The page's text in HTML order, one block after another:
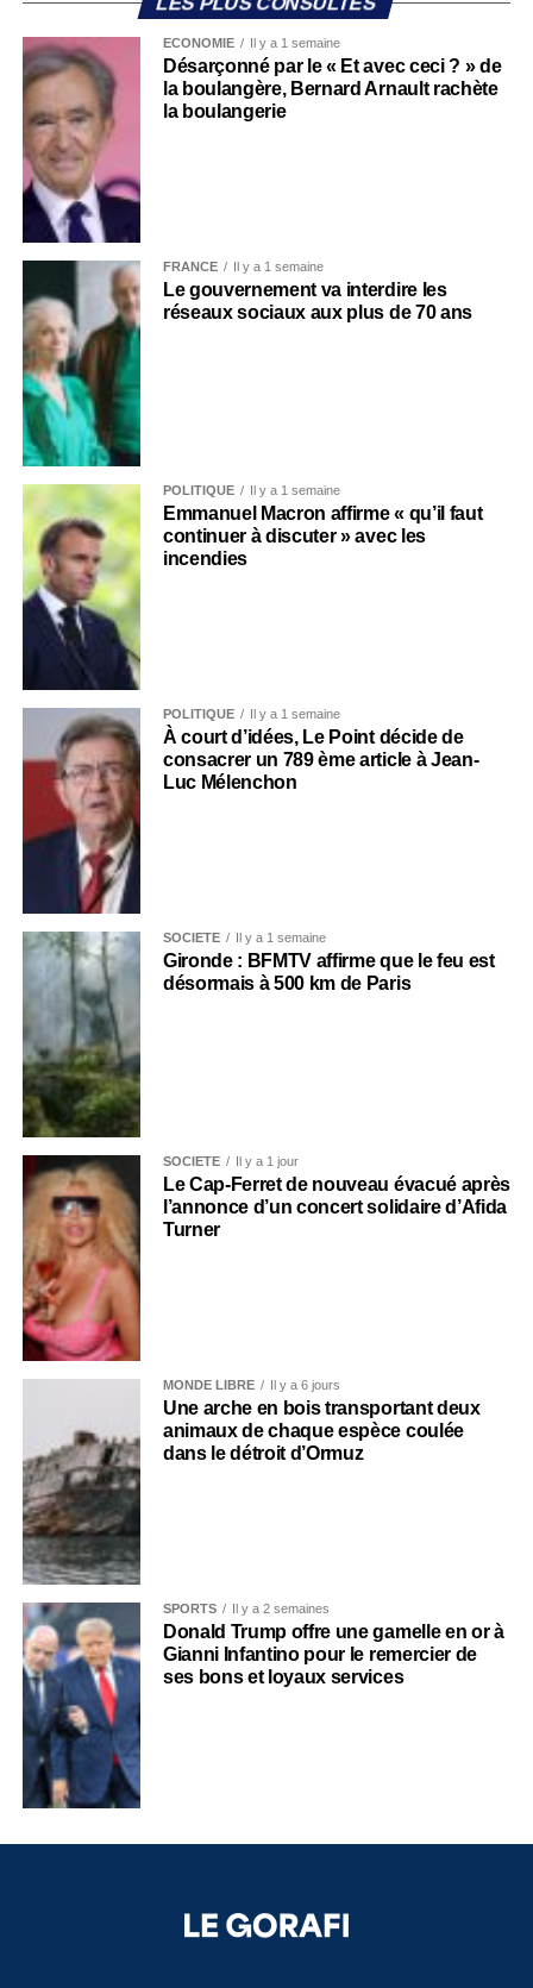
ECONOMIE Il y a 1 semaine
Désarçonné par le « Et avec ceci ? » de
la boulangère, Bernard Arnault rachète
la boulangerie
FRANCE Il y a 1 semaine
Le gouvernement va interdire les
réseaux sociaux aux plus de 70 ans
POLITIQUE Il y a 1 semaine
Emmanuel Macron affirme « qu’il faut
continuer à discuter » avec les
incendies
POLITIQUE Il y a 1 semaine
À court d’idées, Le Point décide de
consacrer un 789 ème article à Jean-
Luc Mélenchon
SOCIÉTÉ Il y a 1 semaine
Gironde : BFMTV affirme que le feu est
désormais à 500 km de Paris
SOCIÉTÉ Il y a 1 jour
Le Cap-Ferret de nouveau évacué après
l’annonce d’un concert solidaire d’Afida
Turner
MONDE LIBRE Il y a 6 jours
Une arche en bois transportant deux
animaux de chaque espèce coulée
dans le détroit d’Ormuz
SPORTS Il y a 2 semaines
Donald Trump offre une gamelle en or à
Gianni Infantino pour le remercier de
ses bons et loyaux services